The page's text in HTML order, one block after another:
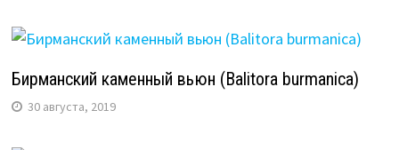
Бирманский каменный вьюн (Balitora burmanica)
30 августа, 2019